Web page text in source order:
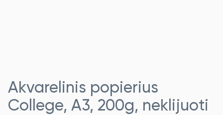
Akvarelinis popierius
College, A3, 200g, neklijuoti